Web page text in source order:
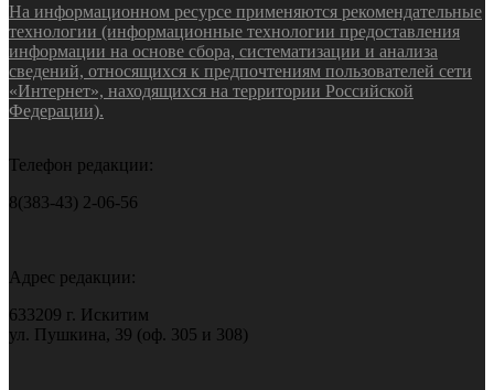
На информационном ресурсе применяются рекомендательные
технологии (информационные технологии предоставления
информации на основе сбора, систематизации и анализа
сведений, относящихся к предпочтениям пользователей сети
«Интернет», находящихся на территории Российской
Федерации).
Телефон редакции:
8(383-43) 2-06-56
Адрес редакции:
633209 г. Искитим
ул. Пушкина, 39 (оф. 305 и 308)